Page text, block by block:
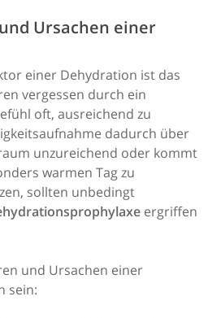
Ursachen einer
einer Dehydration ist das
vergessen durch ein
oft, ausreichend zu
dadurch über
unzureichend oder kommt
warmen Tag zu
sollten unbedingt
ergriffen
und Ursachen einer
sein: